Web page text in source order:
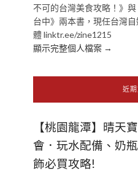
不可的台灣美食攻略！》
台中》兩本書，現任台灣
體 linktr.ee/zine1215
顯示完整個人檔案 →
近
【桃園龍潭】晴天
會．玩水配備、奶
飾必買攻略!